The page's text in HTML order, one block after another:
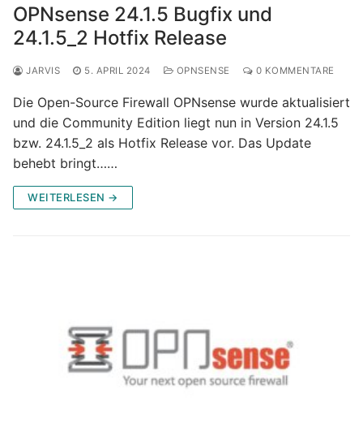
OPNsense 24.1.5 Bugfix und
24.1.5_2 Hotfix Release
JARVIS 5. APRIL 2024 OPNSENSE 0 KOMMENTARE
Die Open-Source Firewall OPNsense wurde aktualisiert
und die Community Edition liegt nun in Version 24.1.5
bzw. 24.1.5_2 als Hotfix Release vor. Das Update
behebt bringt……
WEITERLESEN →